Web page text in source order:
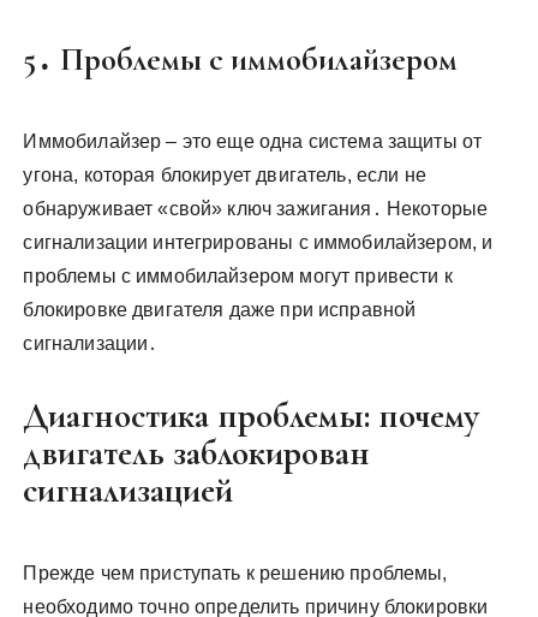
5․ Проблемы с иммобилайзером
Иммобилайзер – это еще одна система защиты от
угона, которая блокирует двигатель, если не
обнаруживает «свой» ключ зажигания․ Некоторые
сигнализации интегрированы с иммобилайзером, и
проблемы с иммобилайзером могут привести к
блокировке двигателя даже при исправной
сигнализации․
Диагностика проблемы: почему
двигатель заблокирован
сигнализацией
Прежде чем приступать к решению проблемы,
необходимо точно определить причину блокировки